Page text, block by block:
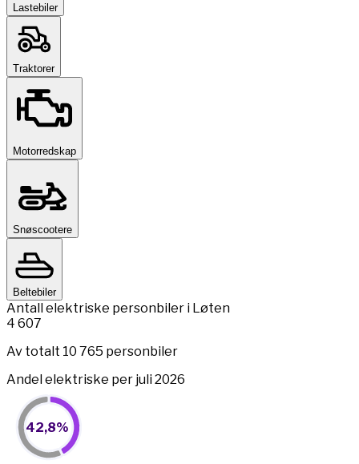
Lastebiler
Traktorer
Motorredskap
Snøscootere
Beltebiler
Antall elektriske personbiler i Løten
4 607
Av totalt 10 765 personbiler
Andel elektriske per juli 2026
42,8%
Pie chart with 2 slices.
View as data table, 42,8%
42,8%